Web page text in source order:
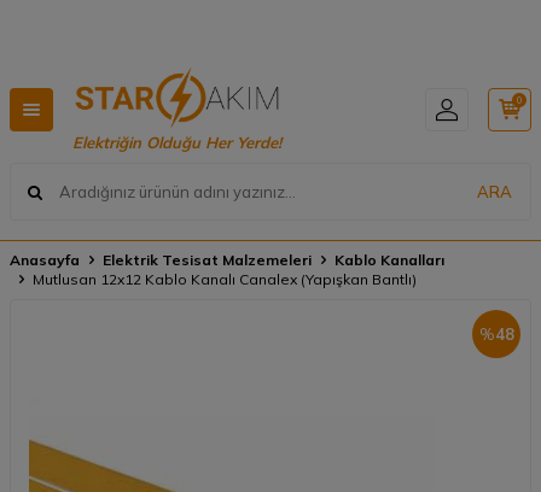
Elektriğin Olduğu Her Yerde!
ARA
0
Anasayfa Elektrik Tesisat Malzemeleri
Kablo Kanalları
Mutlusan 12x12 Kablo Kanalı Canalex (Yapışkan Bantlı)
%48